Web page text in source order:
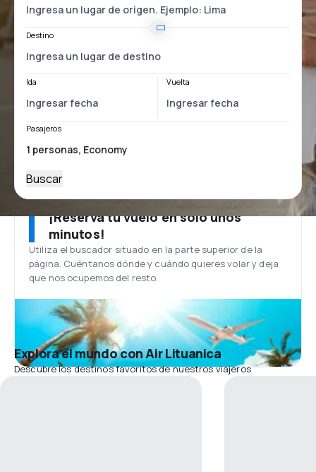
Destino
Ida Vuelta
Pasajeros
Buscar
¡Reserva tu vuelo en solo unos
minutos!
Utiliza el buscador situado en la parte superior de la
página. Cuéntanos dónde y cuándo quieres volar y deja
que nos ocupemos del resto.
Explora el mundo con Air Lituanica
Descubre los destinos favoritos de nuestros viajeros